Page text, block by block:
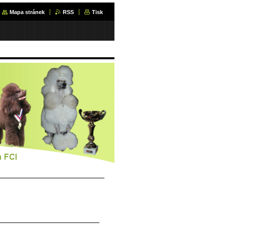
Mapa stránek RSS Tisk